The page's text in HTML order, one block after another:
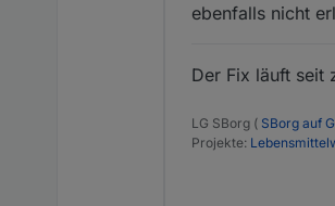
ebenfalls nicht
Der Fix läuft seit
LG SBorg ( SBorg auf
Projekte: